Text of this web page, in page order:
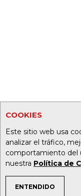
COOKIES
Este sitio web usa
analizar el tráfico,
comportamiento del
nuestra Política de
ENTENDIDO